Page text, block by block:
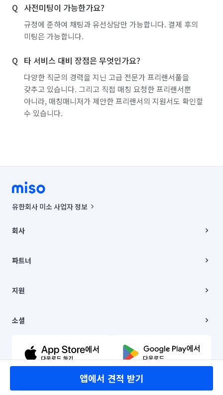
사전미팅이 가능한가요?
규정에 준하여 채팅과 유선상담만 가능합니다. 결제 후의
미팅은 가능합니다.
타 서비스 대비 장점은 무엇인가요?
다양한 직군의 경력을 지닌 고급 전문가 프리랜서풀을
갖추고 있습니다. 그리고 직접 매칭 요청한 프리랜서뿐
아니라, 매칭매니저가 제안한 프리랜서의 지원서도 확인할
수 있습니다.
앱에서 견적 받기
유한회사 미소 사업자 정보
00019 |
주소 | 본사: 서울특별시 종로구 율곡로 6(중학동, 트윈트리빌딩) B동 5층
컨택센터 : 서울특별시 종로구 수송동 율곡로 24, 7층, 8층 미소
상품, 상품정보, 거래에 관한 의무와 책임은 거래당사자에게 있습니다.
언론 보도 관련 문의:
© 유한회사 미소. Miso, Inc. All Rights Reserved.
회사
채용
파트너
이사
지원
이용약관
문의하기
소셜
유튜브